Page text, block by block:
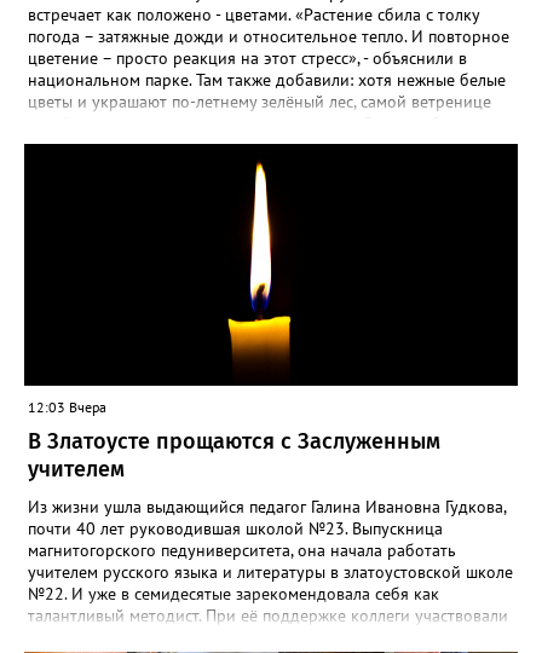
встречает как положено - цветами. «Растение сбила с толку
погода – затяжные дожди и относительное тепло. И повторное
цветение – просто реакция на этот стресс», - объяснили в
национальном парке. Там также добавили: хотя нежные белые
цветы и украшают по-летнему зелёный лес, самой ветренице
силы перед долгой зимовкой.
12:03 Вчера
В Златоусте прощаются с Заслуженным
учителем
Из жизни ушла выдающийся педагог Галина Ивановна Гудкова,
почти 40 лет руководившая школой №23. Выпускница
магнитогорского педуниверситета, она начала работать
учителем русского языка и литературы в златоустовской школе
№22. И уже в семидесятые зарекомендовала себя как
талантливый методист. При её поддержке коллеги участвовали